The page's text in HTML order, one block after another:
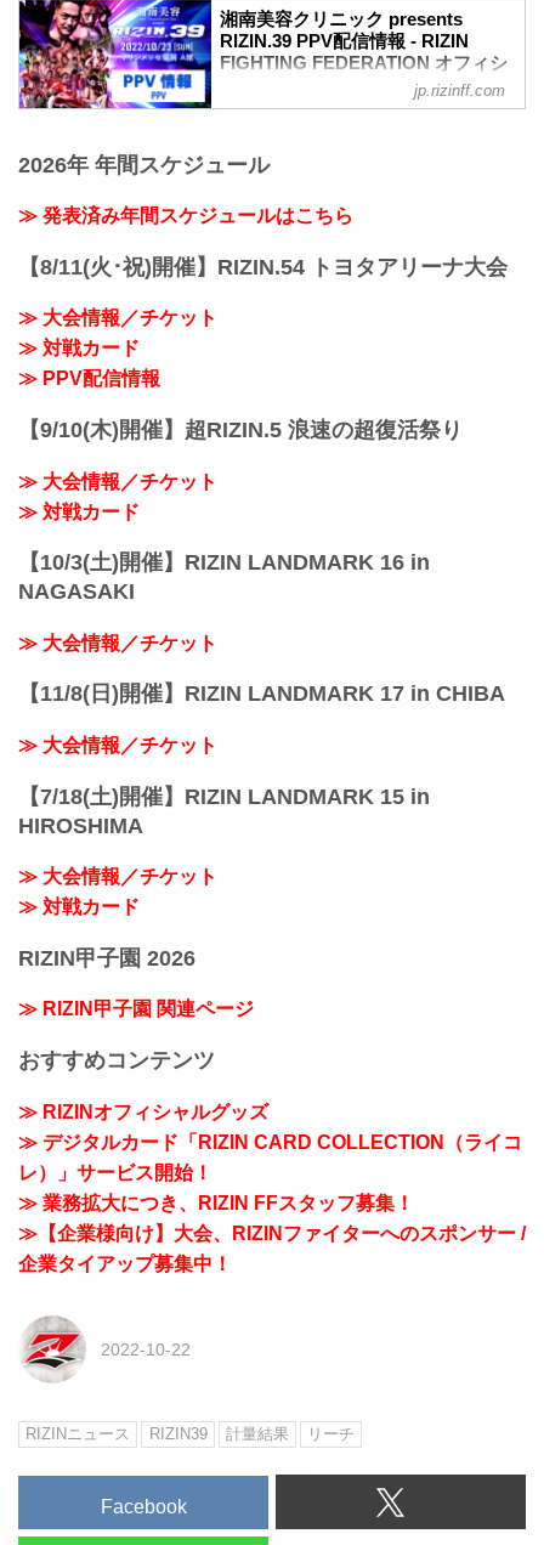
youtu.be
大会概要
名称
湘南美容クリニック presents RIZIN.39
終了予定時間
※試合内容、イベント進行によって終了
ご了承ください。
湘南美容クリニック presents
RIZIN.39 PPV配信情報 - RIZIN
FIGHTING FEDERATION オフィシ
RIZIN.39の各配信サービスのPPV配信チ
会場に来れない方はお好きな配信サービ
スで、湘南美容クリニック presents
RIZIN.38を全試合リアルタイムで視聴し
よう！
14:00〜 前売り¥5,000(税込)
当日¥5,500(税込) RIZIN S...
jp.rizinff.com
2026年 年間スケジュール
≫ 発表済み年間スケジュールはこちら
【8/11(火･祝)開催】RIZIN.54 トヨタアリーナ大会
≫ 大会情報／チケット
≫ 対戦カード
≫ PPV配信情報
【9/10(木)開催】超RIZIN.5 浪速の超復活祭り
≫ 大会情報／チケット
≫ 対戦カード
【10/3(土)開催】RIZIN LANDMARK 16 in
NAGASAKI
≫ 大会情報／チケット
【11/8(日)開催】RIZIN LANDMARK 17 in CHIBA
≫ 大会情報／チケット
【7/18(土)開催】RIZIN LANDMARK 15 in
HIROSHIMA
≫ 大会情報／チケット
≫ 対戦カード
RIZIN甲子園 2026
≫ RIZIN甲子園 関連ページ
おすすめコンテンツ
≫ RIZINオフィシャルグッズ
≫ デジタルカード「RIZIN CARD COLLECTION（ライコ
レ）」サービス開始！
≫ 業務拡大につき、RIZIN FFスタッフ募集！
≫【企業様向け】大会、RIZINファイターへのスポンサー /
企業タイアップ募集中！
2022-10-22
RIZINニュース RIZIN39 計量結果 リーチ
Facebook